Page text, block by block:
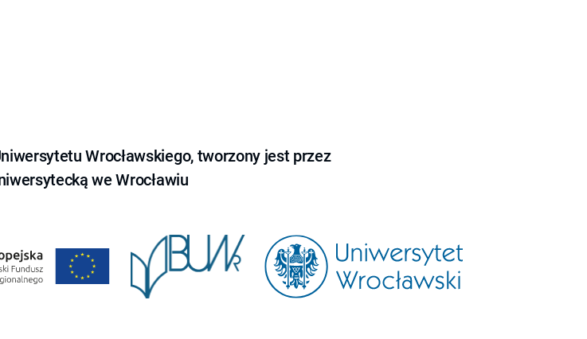
Wrocławskiego, tworzony jest przez
we Wrocławiu